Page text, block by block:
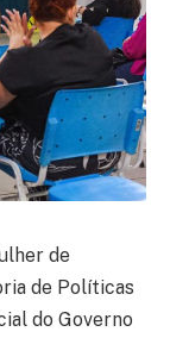
de
de Políticas
do Governo